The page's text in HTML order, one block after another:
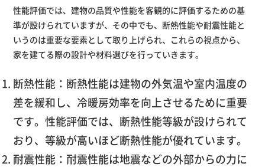
性能評価では、建物の品質や性能を客観的に評価するための基
準が設けられていますが、その中でも、断熱性能や耐震性能と
いうのは重要な要素として取り上げられ、これらの視点から、
家を建てる際の設計や材料選びを行っていきます。
断熱性能：断熱性能は建物の外気温や室内温度の
差を緩和し、冷暖房効率を向上させるために重要
です。性能評価では、断熱性能等級が設けられて
おり、等級が高いほど断熱性能が優れています。
耐震性能：耐震性能は地震などの外部からの力に